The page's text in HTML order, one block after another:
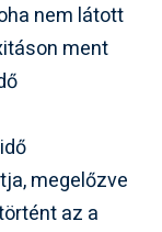
nem látott
ment
megelőzve
az a